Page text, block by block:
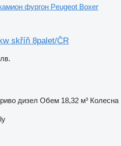
фургон Peugeot Boxer
skříň 8palet/ČR
дизел Обем 18,32 м³ Колесна